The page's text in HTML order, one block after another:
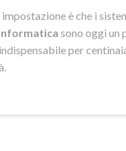
è che i
sono oggi un
per